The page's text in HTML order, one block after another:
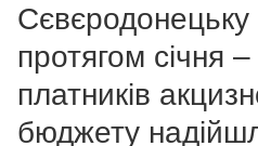
Сєвєродонецьку
протягом січня
платників
бюджету